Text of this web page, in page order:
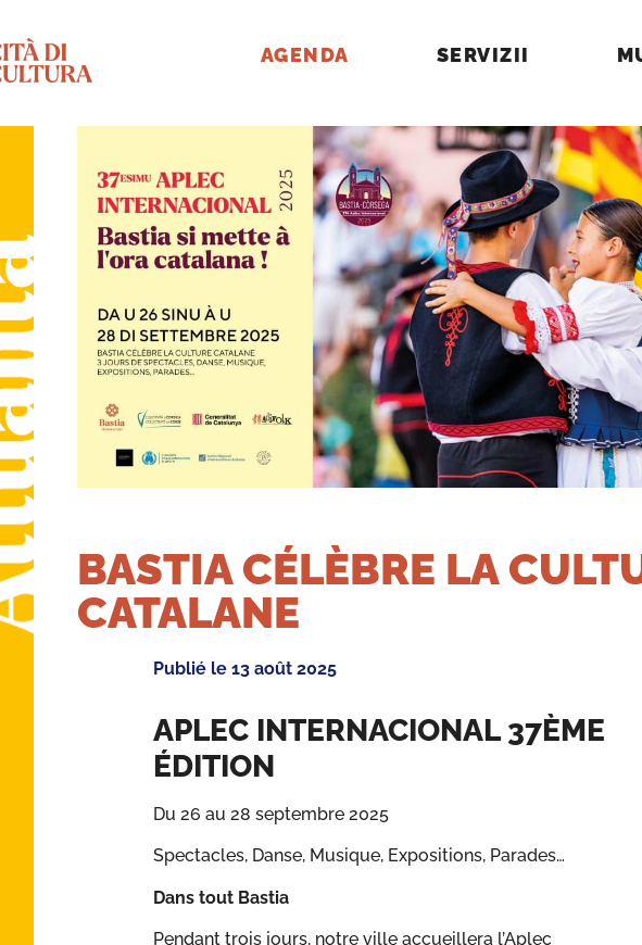
AGENDA SERVIZII
BASTIA CÉLÈBRE LA
CATALANE
Publié le 13 août 2025
APLEC INTERNACIONAL 37ÈME
ÉDITION
Du 26 au 28 septembre 2025
Spectacles, Danse, Musique, Expositions, Parades…
Dans tout Bastia
Pendant trois jours, notre ville accueillera l’Aplec